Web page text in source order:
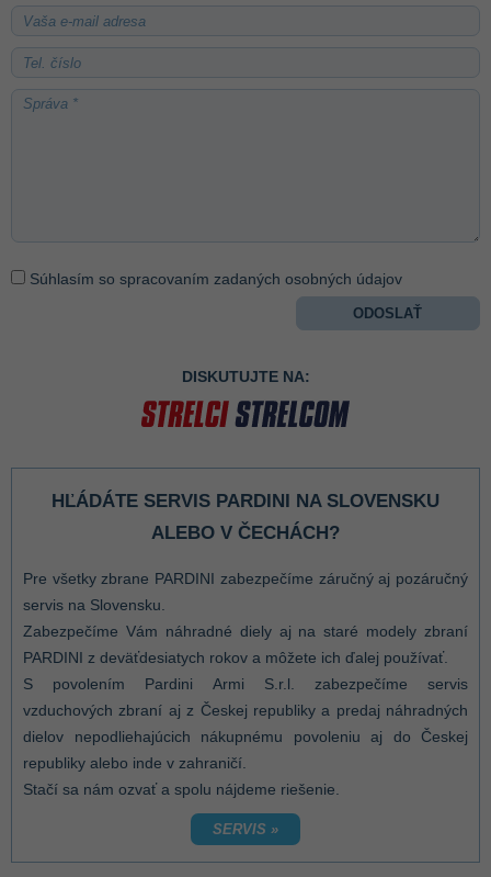
Súhlasím so spracovaním zadaných osobných údajov
DISKUTUJTE NA:
HĽÁDÁTE SERVIS PARDINI NA SLOVENSKU
ALEBO V ČECHÁCH?
Pre všetky zbrane PARDINI zabezpečíme záručný aj pozáručný
servis na Slovensku.
Zabezpečíme Vám náhradné diely aj na staré modely zbraní
PARDINI z deväťdesiatych rokov a môžete ich ďalej používať.
S povolením Pardini Armi S.r.l. zabezpečíme servis
vzduchových zbraní aj z Českej republiky a predaj náhradných
dielov nepodliehajúcich nákupnému povoleniu aj do Českej
republiky alebo inde v zahraničí.
Stačí sa nám ozvať a spolu nájdeme riešenie.
SERVIS »